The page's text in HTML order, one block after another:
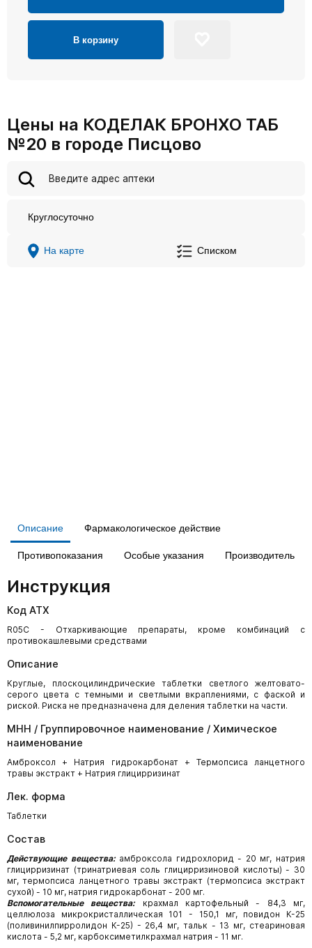
В корзину
Цены на КОДЕЛАК БРОНХО ТАБ
№20 в городе Писцово
Круглосуточно
На карте Списком
Описание Фармакологическое действие
Противопоказания Особые указания Производитель
Инструкция
Код АТХ
R05C - Отхаркивающие препараты, кроме комбинаций с
противокашлевыми средствами
Описание
Круглые, плоскоцилиндрические таблетки светлого желтовато-
серого цвета с темными и светлыми вкраплениями, с фаской и
риской. Риска не предназначена для деления таблетки на части.
МНН / Группировочное наименование / Химическое
наименование
Амброксол + Натрия гидрокарбонат + Термопсиса ланцетного
травы экстракт + Натрия глицирризинат
Лек. форма
Таблетки
Состав
Действующие вещества:амброксола гидрохлорид - 20 мг, натрия
глицирризинат (тринатриевая соль глицирризиновой кислоты) - 30
мг, термопсиса ланцетного травы экстракт (термопсиса экстракт
сухой) - 10 мг, натрия гидрокарбонат - 200 мг.
Вспомогательные вещества:
крахмал картофельный - 84,3 мг,
целлюлоза микрокристаллическая 101 - 150,1 мг, повидон К-25
(поливинилпирролидон К-25) - 26,4 мг, тальк - 13 мг, стеариновая
кислота - 5,2 мг, карбоксиметилкрахмал натрия - 11 мг.